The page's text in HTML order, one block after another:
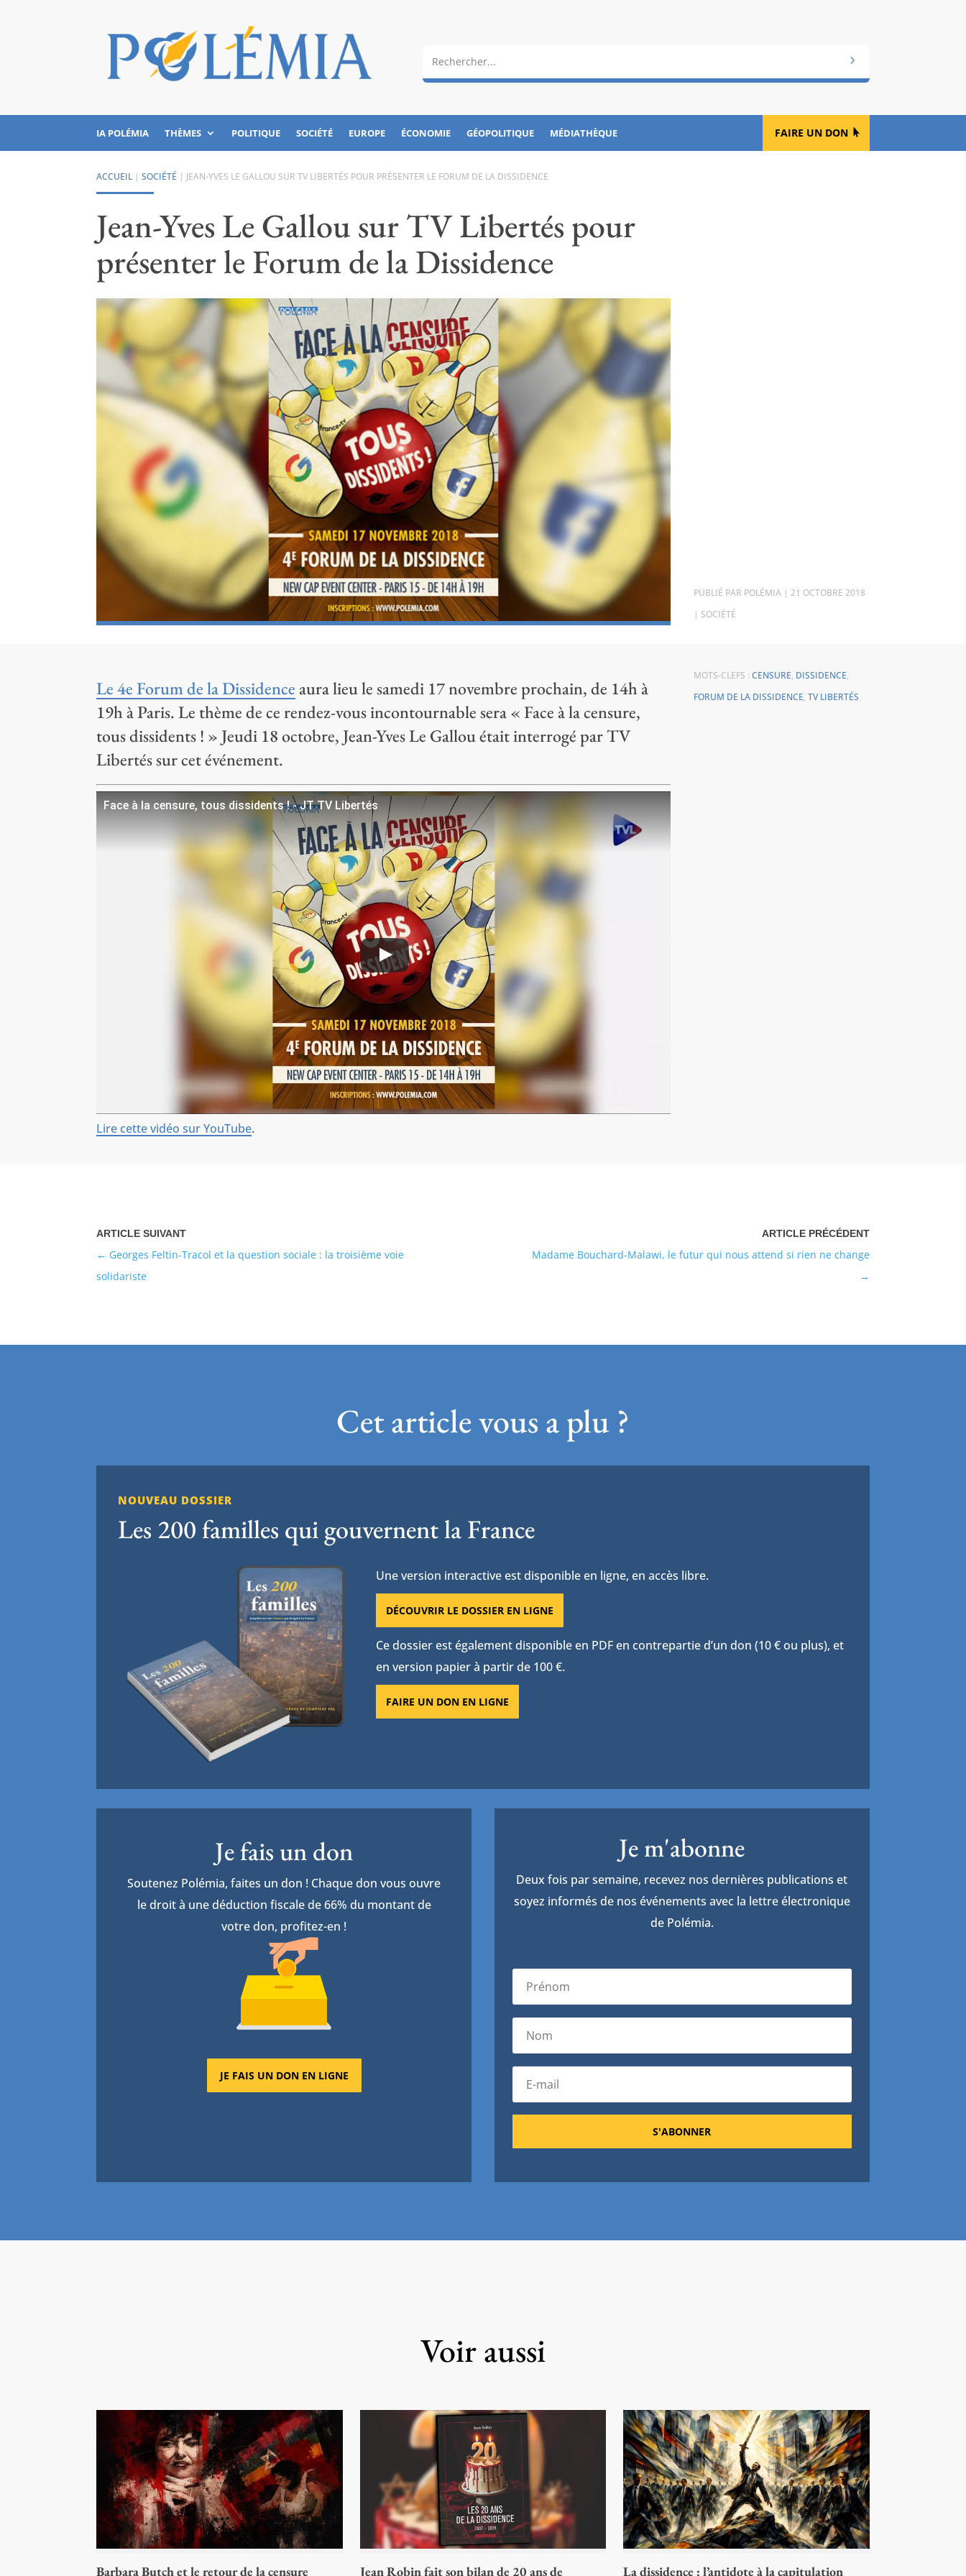
IA POLÉMIA THÈMES POLITIQUE SOCIÉTÉ EUROPE ÉCONOMIE GÉOPOLITIQUE MÉDIATHÈQUE FAIRE UN DON
ACCUEIL |SOCIÉTÉ | JEAN-YVES LE GALLOU SUR TV LIBERTÉS POUR PRÉSENTER LE FORUM DE LA DISSIDENCE
Jean-Yves Le Gallou sur TV Libertés pour
présenter le Forum de la Dissidence
PAR POLÉMIA | 21 OCTOBRE 2018
| SOCIÉTÉ
Le 4e Forum de la Dissidence aura lieu le samedi 17 novembre prochain, de 14h à
19h à Paris. Le thème de ce rendez-vous incontournable sera « Face à la censure,
tous dissidents ! » Jeudi 18 octobre, Jean-Yves Le Gallou était interrogé par TV
Libertés sur cet événement.
Face à la censure, tous dissidents ! - JT TV Libertés
Lire cette vidéo sur YouTube.
MOTS-CLEFS : CENSURE, DISSIDENCE,
FORUM DE LA DISSIDENCE, TV LIBERTÉS
Madame Bouchard-Malawi, le futur qui nous attend si rien ne change
Georges Feltin-Tracol et la question sociale : la troisième voie
solidariste
Cet article vous a plu ?
NOUVEAU DOSSIER
Les 200 familles qui gouvernent la France
Une version interactive est disponible en ligne, en accès libre.
DÉCOUVRIR LE DOSSIER EN LIGNE
Ce dossier est également disponible en PDF en contrepartie d’un don (10 € ou plus), et
en version papier à partir de 100 €.
FAIRE UN DON EN LIGNE
Je fais un don
Soutenez Polémia, faites un don ! Chaque don vous ouvre
le droit à une déduction fiscale de 66% du montant de
votre don, profitez-en !
JE FAIS UN DON EN LIGNE
Je m'abonne
Deux fois par semaine, recevez nos dernières publications et
soyez informés de nos événements avec la lettre électronique
de Polémia.
S'ABONNER
Voir aussi
Barbara Butch et le retour de la censure Jean Robin fait son bilan de 20 ans de La dissidence : l’antidote à la capitulation